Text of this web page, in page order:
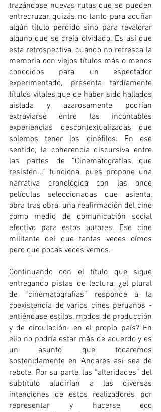
trazándose nuevas rutas que se pueden
entrecruzar, quizás no tanto para acuñar
algún título perdido sino para revalorar
alguno que se creía olvidado. Es así que
esta retrospectiva, cuando no refresca la
memoria con viejos títulos más o menos
conocidos para un espectador
experimentado, presenta tardíamente
títulos vitales que de haber sido hallados
aislada y azarosamente podrían
extraviarse entre las incontables
experiencias descontextualizadas que
solemos tener los cinéfilos. En ese
sentido, la coherencia discursiva entre
las partes de “Cinematografías que
resisten...” funciona, pues propone una
narrativa cronológica con las once
películas seleccionadas que asienta,
obra tras obra, una reafirmación del cine
como medio de comunicación social
efectivo para estos autores. Ese cine
militante del que tantas veces oímos
pero que pocas veces vemos.
Continuando con el título que sigue
entregando pistas de lectura, ¿el plural
de “cinematografías” responde a la
coexistencia de varios cines peruanos -
entiéndase estilos, modos de producción
y de circulación- en el propio país? En
ello no podría estar más de acuerdo y es
un asunto que tocaremos
sostenidamente en Andares así sea de
rebote. Por su parte, las “alteridades” del
subtítulo aludirían a las diversas
intenciones de estos realizadores por
representar y hacerse eco